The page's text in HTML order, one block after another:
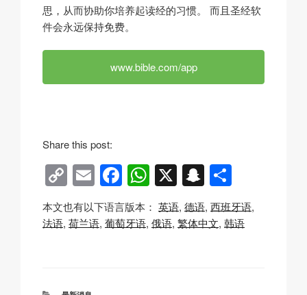
思，从而协助你培养起读经的习惯。 而且圣经软
件会永远保持免费。
www.bible.com/app
Share this post:
C
o
p
n
E
m
ail
F
a
c
W
h
at
X S
n
a
享
本文也有以下语言版本： 英语 德语 西班牙语
法语 荷兰语 葡萄牙语 俄语 繁体中文 韩语